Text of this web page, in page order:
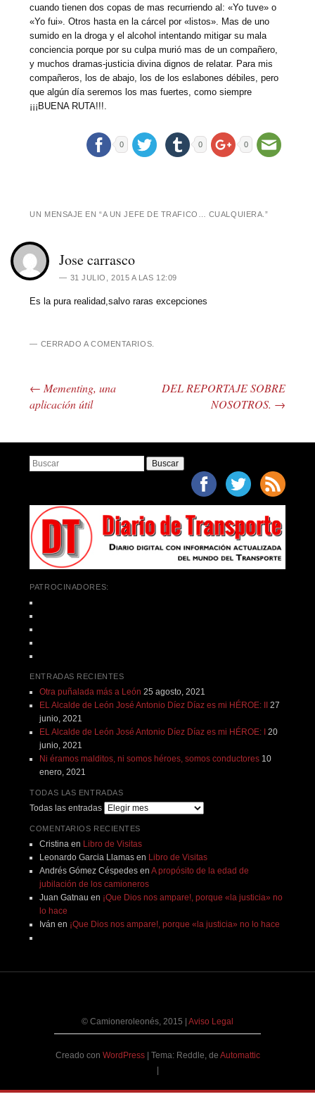
cuando tienen dos copas de mas recurriendo al: «Yo tuve» o
«Yo fui». Otros hasta en la cárcel por «listos». Mas de uno
sumido en la droga y el alcohol intentando mitigar su mala
conciencia porque por su culpa murió mas de un compañero,
y muchos dramas-justicia divina dignos de relatar. Para mis
compañeros, los de abajo, los de los eslabones débiles, pero
que algún día seremos los mas fuertes, como siempre
¡¡¡BUENA RUTA!!!.
0 0 0
UN MENSAJE EN “A UN JEFE DE TRAFICO… CUALQUIERA. ”
Jose carrasco
31 JULIO, 2015 A LAS 12:09
Es la pura realidad,salvo raras excepciones
CERRADO A COMENTARIOS.
Post navigation
← Mementing, una
aplicación útil
DEL REPORTAJE SOBRE
NOSOTROS. →
Buscar
PATROCINADORES:
ENTRADAS RECIENTES
Otra puñalada más a León 25 agosto, 2021
EL Alcalde de León José Antonio Díez Díaz es mi HÉROE: II 27
junio, 2021
EL Alcalde de León José Antonio Díez Díaz es mi HÉROE: I 20
junio, 2021
Ni éramos malditos, ni somos héroes, somos conductores 10
enero, 2021
TODAS LAS ENTRADAS
Todas las entradas
COMENTARIOS RECIENTES
Cristina en Libro de Visitas
Leonardo Garcia Llamasen Libro de Visitas
Andrés Gómez Céspedesen A propósito de la edad de
jubilación de los camioneros
Juan Gatnau en ¡Que Dios nos ampare!, porque «la justicia» no
lo hace
Iván en ¡Que Dios nos ampare!, porque «la justicia» no lo hace
© Camioneroleonés, 2015 Aviso Legal
Creado con WordPress | Tema: Reddle, de Automattic
|